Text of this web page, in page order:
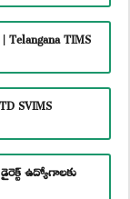
TIMS
SVIMS
ఉద్యోగాలకు